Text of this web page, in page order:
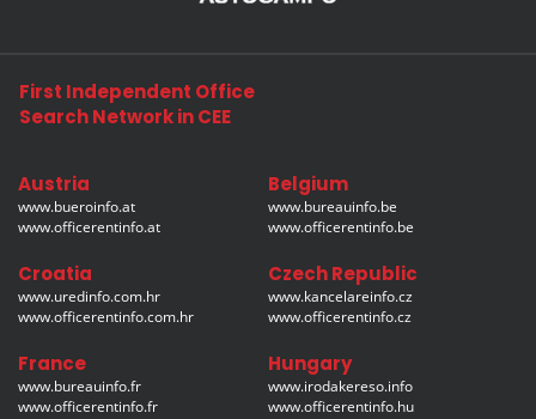
First Independent Office
Search Network in CEE
Austria
www.bueroinfo.at
www.officerentinfo.at
Belgium
www.bureauinfo.be
www.officerentinfo.be
Croatia
www.uredinfo.com.hr
www.officerentinfo.com.hr
Czech Republic
www.kancelareinfo.cz
www.officerentinfo.cz
France
www.bureauinfo.fr
www.officerentinfo.fr
Hungary
www.irodakereso.info
www.officerentinfo.hu